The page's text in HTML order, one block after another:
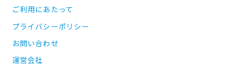
ご利用にあたって
プライバシーポリシー
お問い合わせ
運営会社